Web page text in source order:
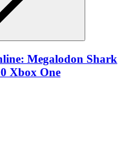
Megalodon Shark
Xbox One